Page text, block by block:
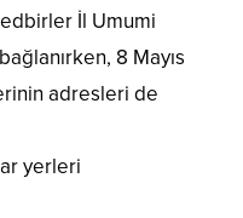
İl Umumi
8 Mayıs
adresleri de
yerleri